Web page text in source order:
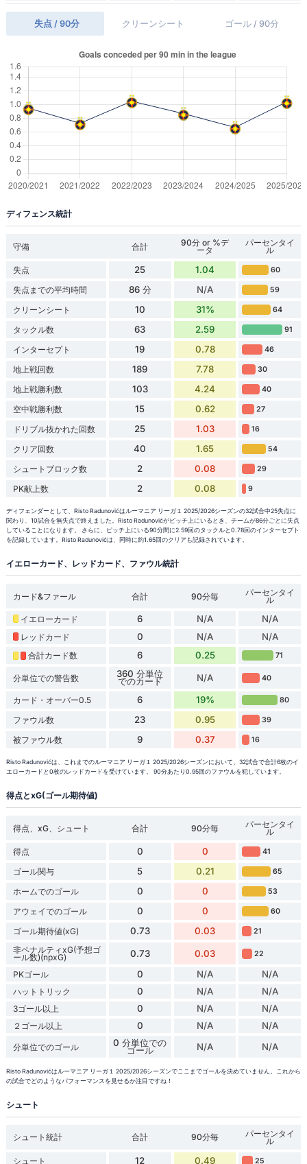
失点 / 90分 クリーンシート ゴール / 90分
ディフェンス統計
守備 合計 90分 or %デ
ータ
パーセンタイ
ル
失点
25 1.04 60
失点までの平均時間 86 分 N/A 59
クリーンシート 10 31% 64
タックル数 63 2.59 91
インターセプト 19 0.78 46
地上戦回数 189 7.78 30
地上戦勝利数 103 4.24 40
空中戦勝利数 15 0.62 27
ドリブル抜かれた回数 25 1.03 16
クリア回数 40 1.65 54
シュートブロック数 2 0.08 29
PK献上数 2 0.08 9
ディフェンダーとして、Risto Radunovićはルーマニア リーガ１ 2025/2026シーズンの32試合中25失点に
関わり、10試合を無失点で終えました。Risto Radunovićがピッチ上にいるとき、チームが86分ごとに失点
していることになります。 さらに、ピッチ上にいる90分間に2.59回のタックルと0.78回のインターセプト
を記録しています。Risto Radunovićは、同時に約1.65回のクリアも記録されています。
イエローカード、レッドカード、ファウル統計
カード&ファール 合計 90分毎 パーセンタイ
ル
イエローカード
6 N/A N/A
レッドカード 0 N/A N/A
合計カード数 6 0.25 71
分単位での警告数 360 分単位
でのカード N/A 40
カード・オーバー0.5 6 19% 80
ファウル数 23 0.95 39
被ファウル数 9 0.37 16
Risto Radunovićは、これまでのルーマニア リーガ１ 2025/2026シーズンにおいて、32試合で合計6枚のイ
エローカードと0枚のレッドカードを受けています。 90分あたり0.95回のファウルを犯しています。
得点とxG(ゴール期待値)
得点、xG、シュート 合計 90分毎 パーセンタイ
ル
得点
0 0 41
ゴール関与 5 0.21 65
ホームでのゴール 0 0 53
アウェイでのゴール 0 0 60
ゴール期待値(xG) 0.73 0.03 21
非ペナルティxG(予想ゴ
ール数)(npxG) 0.73 0.03 22
PKゴール 0 N/A N/A
ハットトリック 0 N/A N/A
3ゴール以上 0 N/A N/A
２ゴール以上 0 N/A N/A
分単位でのゴール 0 分単位での
ゴール N/A N/A
Risto Radunovićはルーマニア リーガ１ 2025/2026シーズンでここまでゴールを決めていません。これから
の試合でどのようなパフォーマンスを見せるか注目ですね！
シュート
シュート統計 合計 90分毎 パーセンタイ
ル
シュート
12 0.49 25